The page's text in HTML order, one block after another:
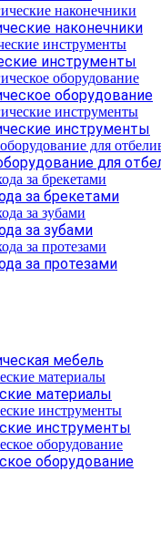
наконечники
инструменты
оборудование
инструменты
для
за брекетами
за зубами
за протезами
мебель
материалы
инструменты
оборудование